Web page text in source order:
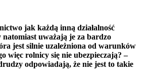
jak każdą inną działalność
uważają je za bardzo
jest silnie uzależniona od warunków
więc rolnicy się nie ubezpieczają? –
odpowiadają, że nie jest to takie